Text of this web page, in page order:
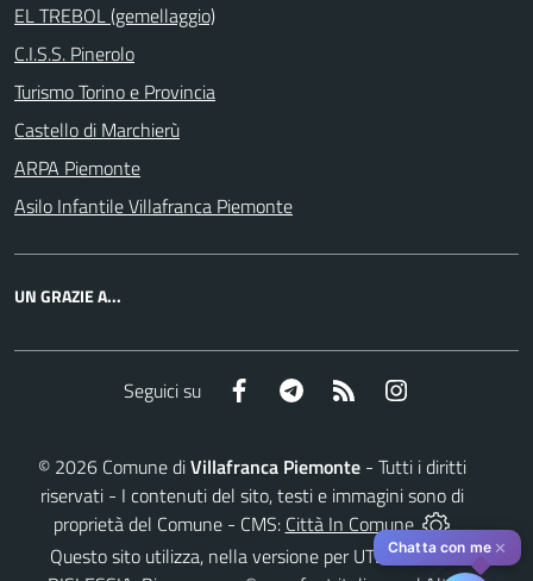
EL TREBOL (gemellaggio)
C.I.S.S. Pinerolo
Turismo Torino e Provincia
Castello di Marchierù
ARPA Piemonte
Asilo Infantile Villafranca Piemonte
UN GRAZIE A...
Seguici su Facebook Telegram RSS
© 2026 Comune diVillafranca Piemonte - Tutti i diritti
riservati - I contenuti del sito, testi e immagini sono di
proprietà del Comune - CMS: Città In Comune
Questo sito utilizza, nella versione per UTENTI CON
Chatta con me ✕